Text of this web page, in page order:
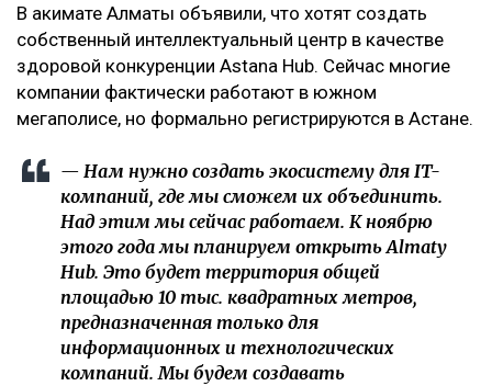
В акимате Алматы объявили, что хотят создать
собственный интеллектуальный центр в качестве
здоровой конкуренции Astana Hub. Сейчас многие
компании фактически работают в южном
мегаполисе, но формально регистрируются в Астане.
— Нам нужно создать экосистему для IT-
компаний, где мы сможем их объединить.
Над этим мы сейчас работаем. К ноябрю
этого года мы планируем открыть Almaty
Hub. Это будет территория общей
площадью 10 тыс. квадратных метров,
предназначенная только для
информационных и технологических
компаний. Мы будем создавать